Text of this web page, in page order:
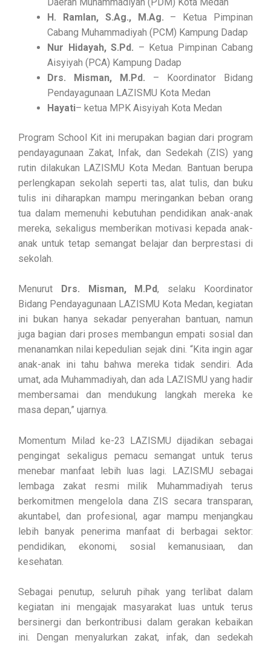
H. Ramlan, S.Ag., M.Ag. – Ketua Pimpinan
Cabang Muhammadiyah (PCM) Kampung Dadap
Nur Hidayah, S.Pd. – Ketua Pimpinan Cabang
Aisyiyah (PCA) Kampung Dadap
Drs. Misman, M.Pd. – Koordinator Bidang
Pendayagunaan LAZISMU Kota Medan
Hayati– ketua MPK Aisyiyah Kota Medan
Program School Kit ini merupakan bagian dari program
pendayagunaan Zakat, Infak, dan Sedekah (ZIS) yang
rutin dilakukan LAZISMU Kota Medan. Bantuan berupa
perlengkapan sekolah seperti tas, alat tulis, dan buku
tulis ini diharapkan mampu meringankan beban orang
tua dalam memenuhi kebutuhan pendidikan anak-anak
mereka, sekaligus memberikan motivasi kepada anak-
anak untuk tetap semangat belajar dan berprestasi di
sekolah.
Menurut Drs. Misman, M.Pd, selaku Koordinator
Bidang Pendayagunaan LAZISMU Kota Medan, kegiatan
ini bukan hanya sekadar penyerahan bantuan, namun
juga bagian dari proses membangun empati sosial dan
menanamkan nilai kepedulian sejak dini. “Kita ingin agar
anak-anak ini tahu bahwa mereka tidak sendiri. Ada
umat, ada Muhammadiyah, dan ada LAZISMU yang hadir
membersamai dan mendukung langkah mereka ke
masa depan,” ujarnya.
Momentum Milad ke-23 LAZISMU dijadikan sebagai
pengingat sekaligus pemacu semangat untuk terus
menebar manfaat lebih luas lagi. LAZISMU sebagai
lembaga zakat resmi milik Muhammadiyah terus
berkomitmen mengelola dana ZIS secara transparan,
akuntabel, dan profesional, agar mampu menjangkau
lebih banyak penerima manfaat di berbagai sektor:
pendidikan, ekonomi, sosial kemanusiaan, dan
kesehatan.
Sebagai penutup, seluruh pihak yang terlibat dalam
kegiatan ini mengajak masyarakat luas untuk terus
bersinergi dan berkontribusi dalam gerakan kebaikan
ini. Dengan menyalurkan zakat, infak, dan sedekah